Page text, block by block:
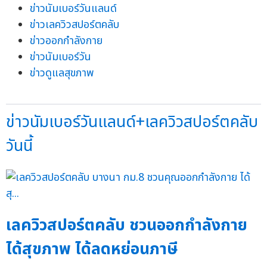
ข่าวนัมเบอร์วันแลนด์
ข่าวเลควิวสปอร์ตคลับ
ข่าวออกกำลังกาย
ข่าวนัมเบอร์วัน
ข่าวดูแลสุขภาพ
ข่าวนัมเบอร์วันแลนด์+เลควิวสปอร์ตคลับ
วันนี้
เลควิวสปอร์ตคลับ ชวนออกกำลังกาย
ได้สุขภาพ ได้ลดหย่อนภาษี